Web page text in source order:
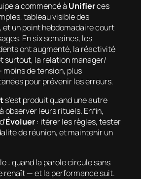
a commencé à Unifierces
tableau visible des
et un point hebdomadaire court
En six semaines, les
ont augmenté, la réactivité
surtout, la relation manager/
moins de tension, plus
pour prévenir les erreurs.
s’est produit quand une autre
observer leurs rituels. Enfin,
Évoluer: itérer les règles, tester
de réunion, et maintenir un
: quand la parole circule sans
renaît — et la performance suit.